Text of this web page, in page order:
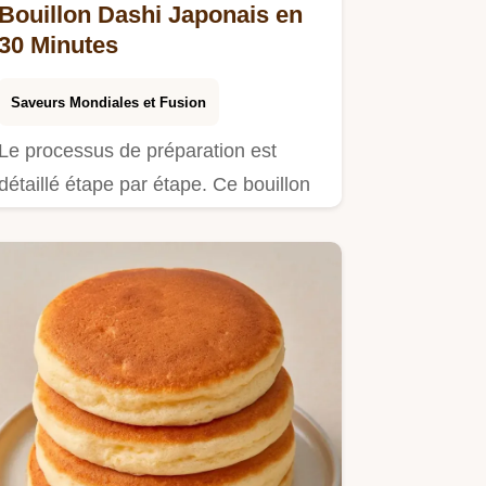
Dashi Japonais en
Minutes
Saveurs Mondiales et Fusion
processus de préparation est
étape par étape. Ce bouillon